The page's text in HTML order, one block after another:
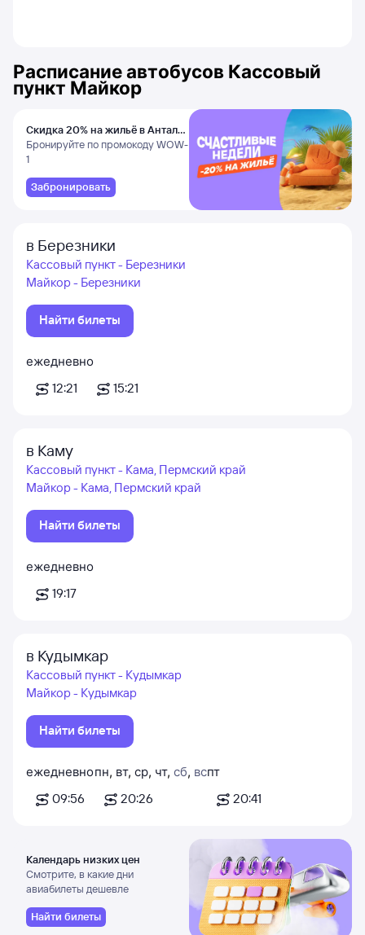
Расписание автобусов Кассовый
пункт Майкор
Скидка 20% на жильё в Анталье
и Даламане
Бронируйте по промокоду WOW-
1
Забронировать
в Березники
Кассовый пункт - Березники
Майкор - Березники
Найти билеты
ежедневно
12:21
15:21
в Каму
Кассовый пункт - Кама, Пермский край
Майкор - Кама, Пермский край
Найти билеты
ежедневно
19:17
в Кудымкар
Кассовый пункт - Кудымкар
Майкор - Кудымкар
Найти билеты
ежедневно
09:56
пн, вт, ср, чт, сб, вс
20:26
пт
20:41
Календарь низких цен
Смотрите, в какие дни
авиабилеты дешевле
Найти билеты